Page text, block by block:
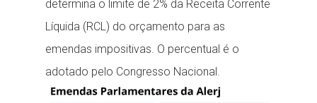
determina o limite de 2% da Receita Corrente
Líquida (RCL) do orçamento para as
emendas impositivas. O percentual é o
adotado pelo Congresso Nacional.